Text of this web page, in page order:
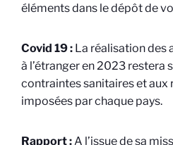
éléments dans le dépôt de
Covid 19 : La réalisation des
à l’étranger en 2023 restera
contraintes sanitaires et aux
imposées par chaque pays.
Rapport :A l’issue de sa